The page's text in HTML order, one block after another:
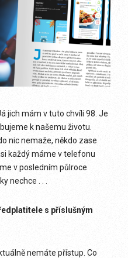
jich mám v tuto chvíli 98. Je
k našemu životu.
nic nemaže, někdo zase
každý máme v telefonu
v posledním půlroce
nechce . . .
s příslušným
nemáte přístup. Co